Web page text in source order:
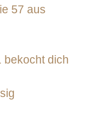
57 aus
bekocht dich